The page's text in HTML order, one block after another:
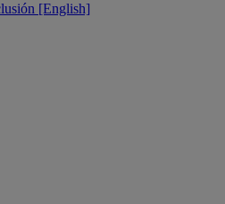
[English]